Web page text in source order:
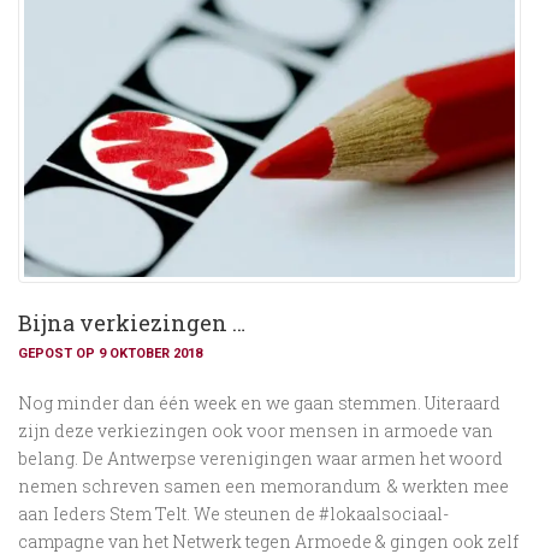
Bijna verkiezingen …
GEPOST OP 9 OKTOBER 2018
Nog minder dan één week en we gaan stemmen. Uiteraard
zijn deze verkiezingen ook voor mensen in armoede van
belang. De Antwerpse verenigingen waar armen het woord
nemen schreven samen een memorandum & werkten mee
aan Ieders Stem Telt. We steunen de #lokaalsociaal-
campagne van het Netwerk tegen Armoede & gingen ook zelf